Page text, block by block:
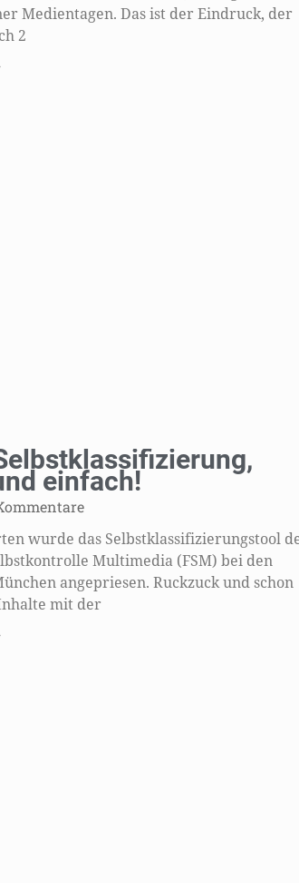
Medientagen. Das ist der Eindruck, der
2
einfach!
wurde das Selbstklassifizierungstool
Multimedia (FSM) bei den
angepriesen. Ruckzuck und schon
mit der